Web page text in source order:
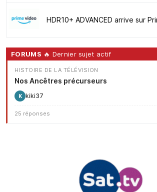
HDR10+ ADVANCED arrive sur
FORUMS 🔥 Dernier sujet actif
HISTOIRE DE LA TÉLÉVISION
Nos Ancêtres précurseurs
K kiki37
25 réponses